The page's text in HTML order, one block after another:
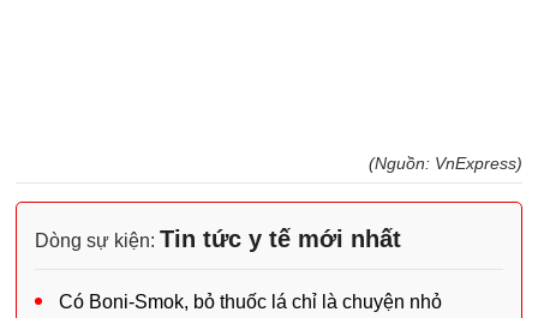
(Nguồn: VnExpress)
Dòng sự kiện: Tin tức y tế mới nhất
Có Boni-Smok, bỏ thuốc lá chỉ là chuyện nhỏ